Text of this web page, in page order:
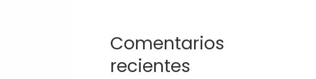
Comentarios
recientes